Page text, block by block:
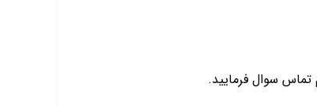
سوال فرمایید.